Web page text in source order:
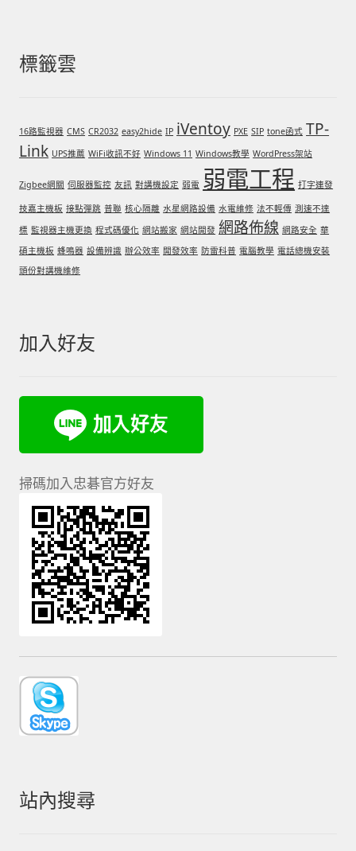
標籤雲
16路監視器 CMS CR2032 easy2hide IP iVentoy PXE SIP tone函式 TP-
Link UPS推薦 WiFi收訊不好 Windows 11 Windows教學 WordPress架站
Zigbee網關 伺服器監控 友訊 對講機設定 弱電 弱電工程 打字連發
技嘉主機板 接點彈跳 普聯 核心隔離 水星網路設備 水電維修 法不輕傳 測速不達
標 監視器主機更換 程式碼優化 網站搬家 網站開發 網路佈線 網路安全 華
碩主機板 蜂鳴器 設備辨識 辦公效率 開發效率 防雷科普 電腦教學 電話總機安裝
頭份對講機維修
加入好友
掃碼加入忠碁官方好友
站內搜尋